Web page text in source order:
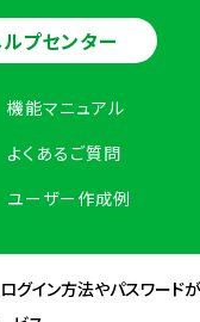
プセンター
機能マニュアル
よくあるご質問
ユーザー作成例
ログイン方法やパスワード